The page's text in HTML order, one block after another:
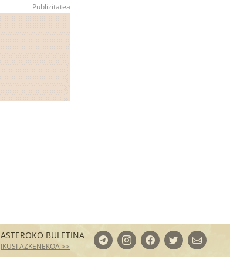
ASTEROKO BULETINA
IKUSI AZKENEKOA >>